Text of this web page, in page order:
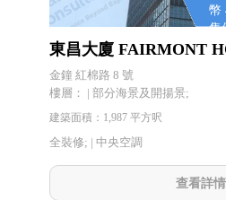
幣
售
港
東昌大廈 FAIRMONT
金鐘 紅棉路 8 號
樓層： | 部分海景及開揚景;
建築面積：1,987 平方呎
全裝修; | 中央空調
查看詳情